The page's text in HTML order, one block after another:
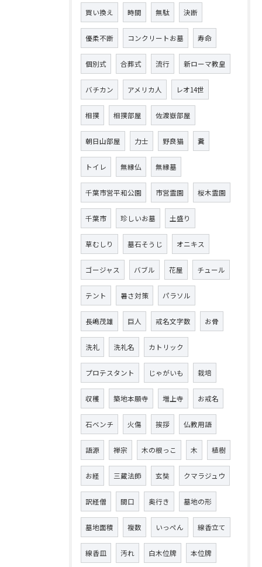
買い換え 時間 無駄 決断
優柔不断 コンクリートお墓 寿命
個別式 合葬式 流行 新ローマ教皇
バチカン アメリカ人 レオ14世
相撲 相撲部屋 佐渡嶽部屋
朝日山部屋 力士 野良猫 糞
トイレ 無縁仏 無縁墓
千葉市営平和公園 市営霊園 桜木霊園
千葉市 珍しいお墓 土盛り
草むしり 墓石そうじ オニキス
ゴージャス バブル 花屋 チュール
テント 暑さ対策 パラソル
長嶋茂雄 巨人 戒名文字数 お骨
洗礼 洗礼名 カトリック
プロテスタント じゃがいも 栽培
収穫 築地本願寺 増上寺 お戒名
石ベンチ 火傷 挨拶 仏教用語
語源 禅宗 木の根っこ 木 植樹
お経 三蔵法師 玄奘 クマラジュウ
訳経僧 間口 奥行き 墓地の形
墓地面積 複数 いっぺん 線香立て
線香皿 汚れ 白木位牌 本位牌